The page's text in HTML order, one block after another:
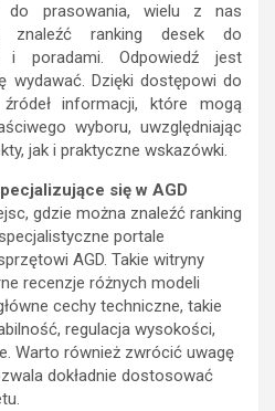
do prasowania, wielu z nas
znaleźć ranking desek do
poradami. Odpowiedź jest
wydawać. Dzięki dostępowi do
informacji, które mogą
wyboru, uwzględniając
jak i praktyczne wskazówki.
się w AGD
gdzie można znaleźć ranking
portale
AGD. Takie witryny
recenzje różnych modeli
cechy techniczne, takie
regulacja wysokości,
Warto również zwrócić uwagę
dokładnie dostosować